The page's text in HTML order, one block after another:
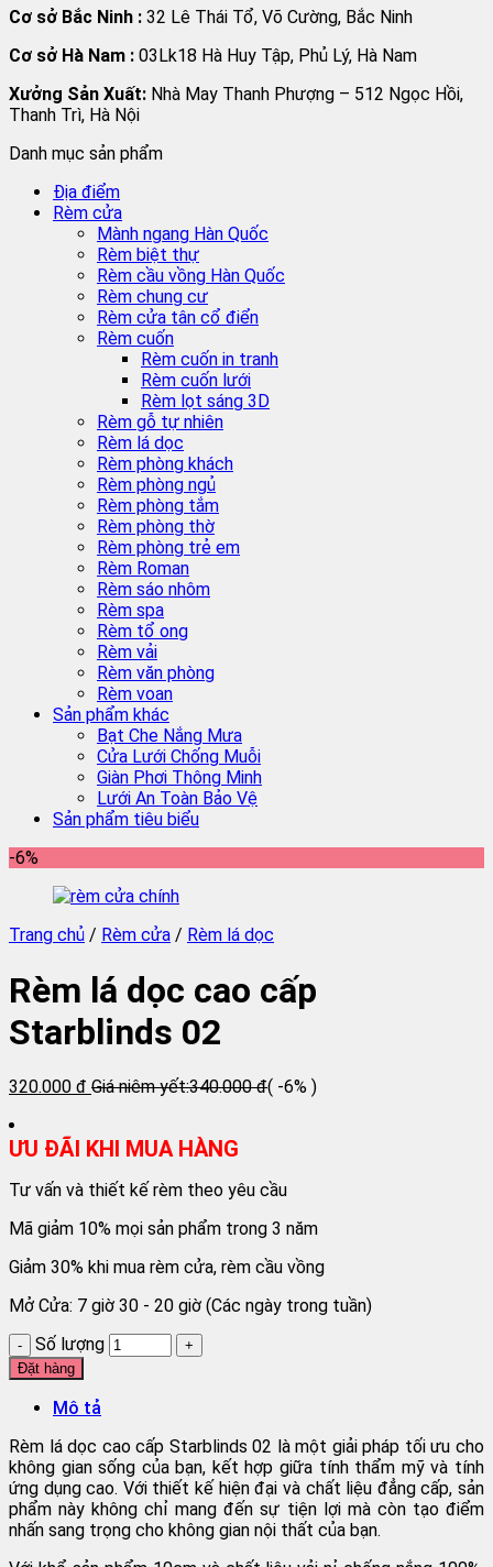
Cơ sở Bắc Ninh : 32 Lê Thái Tổ, Võ Cường, Bắc Ninh
Cơ sở Hà Nam : 03Lk18 Hà Huy Tập, Phủ Lý, Hà Nam
Xưởng Sản Xuất: Nhà May Thanh Phượng – 512 Ngọc Hồi,
Thanh Trì, Hà Nội
Danh mục sản phẩm
Địa điểm
Rèm cửa
Mành ngang Hàn Quốc
Rèm biệt thự
Rèm cầu vồng Hàn Quốc
Rèm chung cư
Rèm cửa tân cổ điển
Rèm cuốn
Rèm cuốn in tranh
Rèm cuốn lưới
Rèm lọt sáng 3D
Rèm gỗ tự nhiên
Rèm lá dọc
Rèm phòng khách
Rèm phòng ngủ
Rèm phòng tắm
Rèm phòng thờ
Rèm phòng trẻ em
Rèm Roman
Rèm sáo nhôm
Rèm spa
Rèm tổ ong
Rèm vải
Rèm văn phòng
Rèm voan
Sản phẩm khác
Bạt Che Nắng Mưa
Cửa Lưới Chống Muỗi
Giàn Phơi Thông Minh
Lưới An Toàn Bảo Vệ
Sản phẩm tiêu biểu
-6%
Trang chủ / Rèm cửa / Rèm lá dọc
Rèm lá dọc cao cấp
Starblinds 02
320.000 đ Giá niêm yết:340.000 đ( -6% )
ƯU ĐÃI KHI MUA HÀNG
Tư vấn và thiết kế rèm theo yêu cầu
Mã giảm 10% mọi sản phẩm trong 3 năm
Giảm 30% khi mua rèm cửa, rèm cầu vồng
Mở Cửa: 7 giờ 30 - 20 giờ (Các ngày trong tuần)
Số lượng
Đặt hàng
Mô tả
Rèm lá dọc cao cấp Starblinds 02 là một giải pháp tối ưu cho
không gian sống của bạn, kết hợp giữa tính thẩm mỹ và tính
ứng dụng cao. Với thiết kế hiện đại và chất liệu đẳng cấp, sản
phẩm này không chỉ mang đến sự tiện lợi mà còn tạo điểm
nhấn sang trọng cho không gian nội thất của bạn.